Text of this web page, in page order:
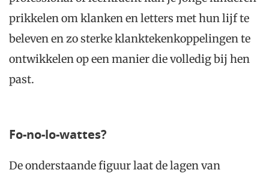
prikkelen om klanken en letters met hun lijf te
beleven en zo sterke klanktekenkoppelingen te
ontwikkelen op een manier die volledig bij hen
past.
Fo-no-lo-wattes?
De onderstaande figuur laat de lagen van